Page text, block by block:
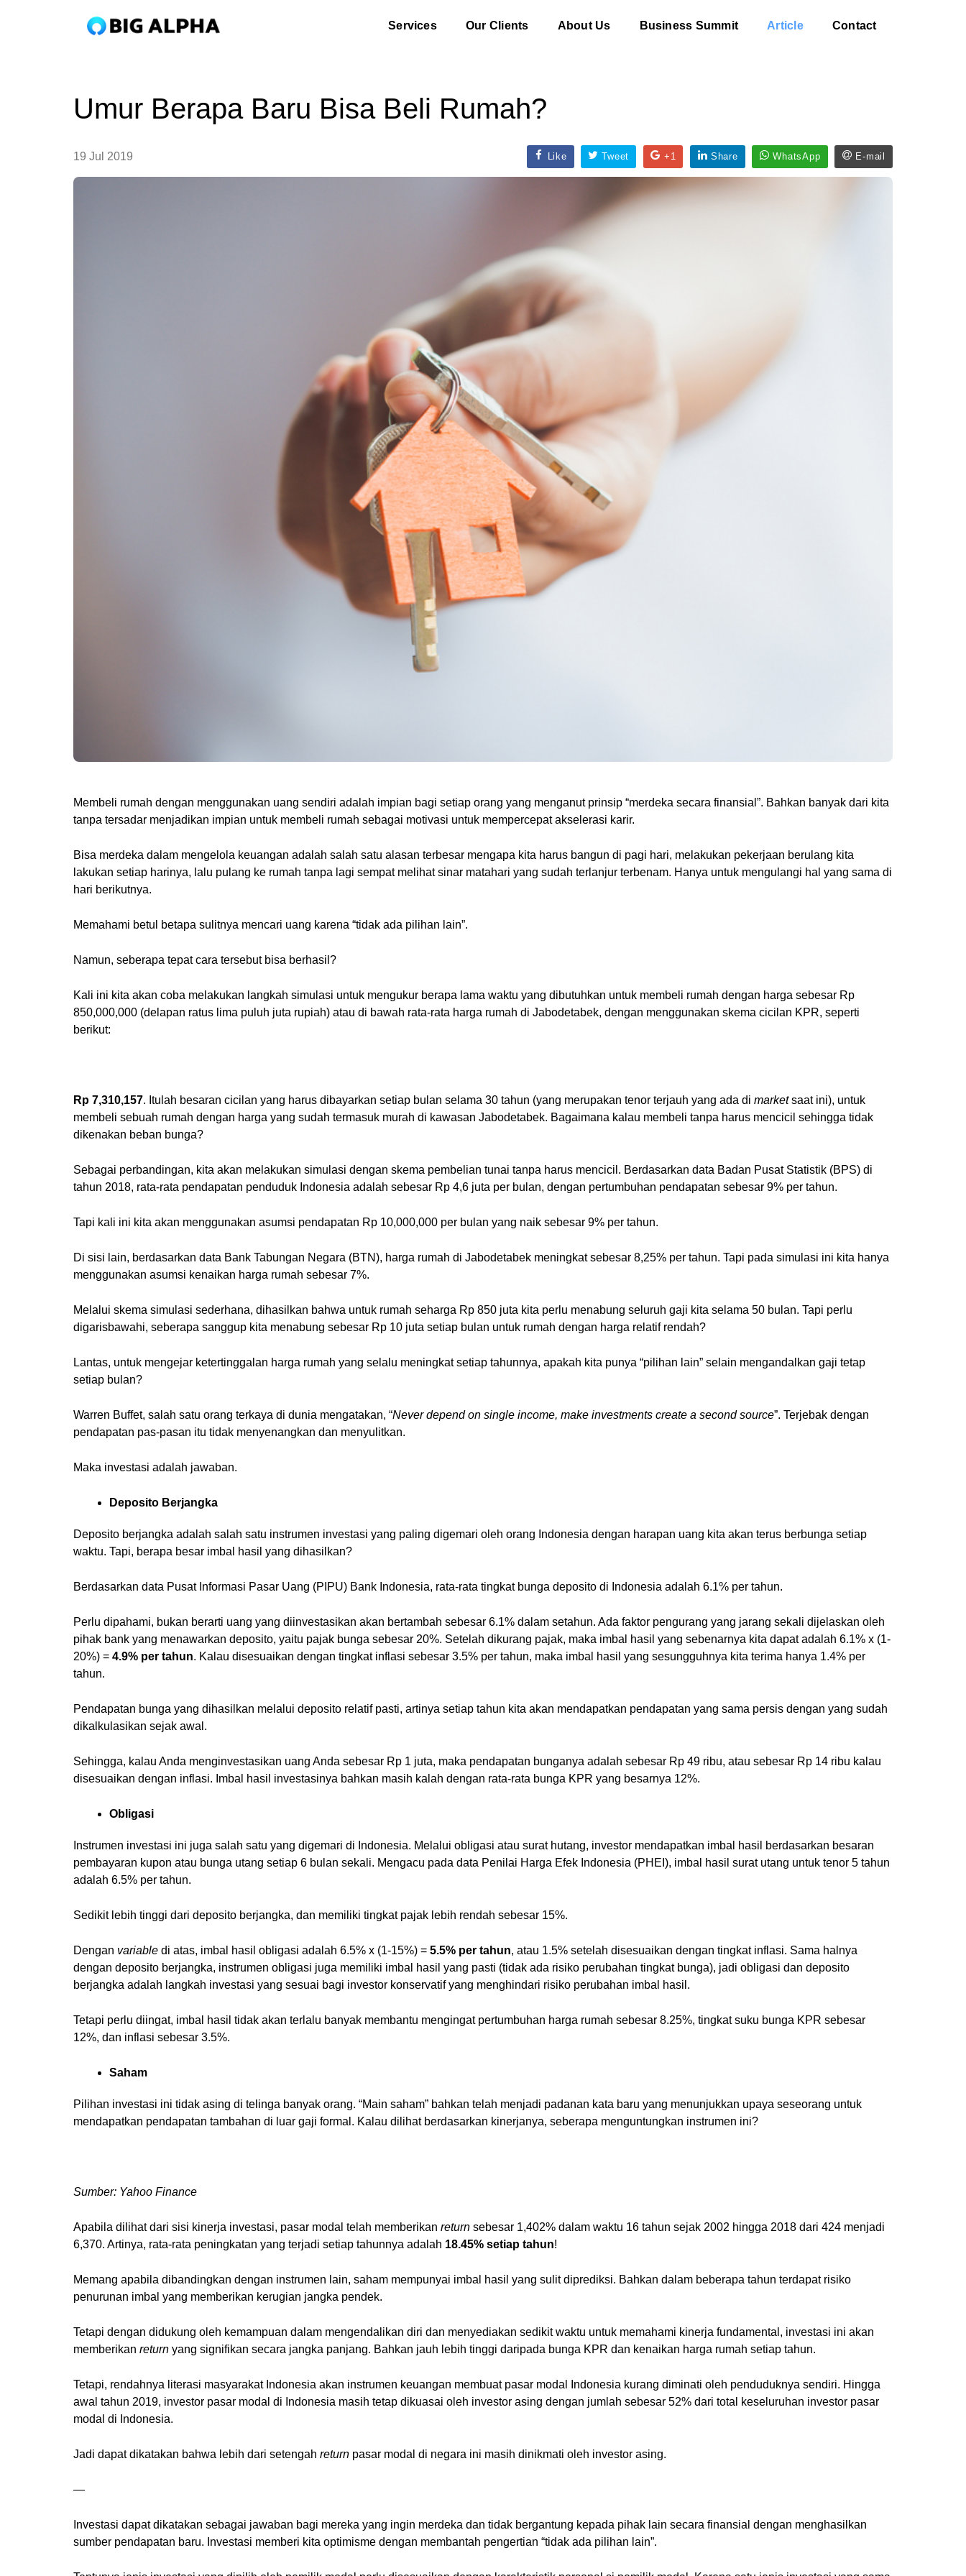
Services Our Clients About Us Business Summit Article Contact
Umur Berapa Baru Bisa Beli Rumah?
19 Jul 2019 Like Tweet +1 Share WhatsApp E-mail
Membeli rumah dengan menggunakan uang sendiri adalah impian bagi setiap orang yang menganut prinsip “merdeka secara finansial”. Bahkan banyak dari kita
tanpa tersadar menjadikan impian untuk membeli rumah sebagai motivasi untuk mempercepat akselerasi karir.
Bisa merdeka dalam mengelola keuangan adalah salah satu alasan terbesar mengapa kita harus bangun di pagi hari, melakukan pekerjaan berulang kita
lakukan setiap harinya, lalu pulang ke rumah tanpa lagi sempat melihat sinar matahari yang sudah terlanjur terbenam. Hanya untuk mengulangi hal yang sama di
hari berikutnya.
Memahami betul betapa sulitnya mencari uang karena “tidak ada pilihan lain”.
Namun, seberapa tepat cara tersebut bisa berhasil?
Kali ini kita akan coba melakukan langkah simulasi untuk mengukur berapa lama waktu yang dibutuhkan untuk membeli rumah dengan harga sebesar Rp
850,000,000 (delapan ratus lima puluh juta rupiah) atau di bawah rata-rata harga rumah di Jabodetabek, dengan menggunakan skema cicilan KPR, seperti
berikut:
Rp 7,310,157. Itulah besaran cicilan yang harus dibayarkan setiap bulan selama 30 tahun (yang merupakan tenor terjauh yang ada di marketsaat ini), untuk
membeli sebuah rumah dengan harga yang sudah termasuk murah di kawasan Jabodetabek. Bagaimana kalau membeli tanpa harus mencicil sehingga tidak
dikenakan beban bunga?
Sebagai perbandingan, kita akan melakukan simulasi dengan skema pembelian tunai tanpa harus mencicil. Berdasarkan data Badan Pusat Statistik (BPS) di
tahun 2018, rata-rata pendapatan penduduk Indonesia adalah sebesar Rp 4,6 juta per bulan, dengan pertumbuhan pendapatan sebesar 9% per tahun.
Tapi kali ini kita akan menggunakan asumsi pendapatan Rp 10,000,000 per bulan yang naik sebesar 9% per tahun.
Di sisi lain, berdasarkan data Bank Tabungan Negara (BTN), harga rumah di Jabodetabek meningkat sebesar 8,25% per tahun. Tapi pada simulasi ini kita hanya
menggunakan asumsi kenaikan harga rumah sebesar 7%.
Melalui skema simulasi sederhana, dihasilkan bahwa untuk rumah seharga Rp 850 juta kita perlu menabung seluruh gaji kita selama 50 bulan. Tapi perlu
digarisbawahi, seberapa sanggup kita menabung sebesar Rp 10 juta setiap bulan untuk rumah dengan harga relatif rendah?
Lantas, untuk mengejar ketertinggalan harga rumah yang selalu meningkat setiap tahunnya, apakah kita punya “pilihan lain” selain mengandalkan gaji tetap
setiap bulan?
Warren Buffet, salah satu orang terkaya di dunia mengatakan, “Never depend on single income, make investments create a second source”. Terjebak dengan
pendapatan pas-pasan itu tidak menyenangkan dan menyulitkan.
Maka investasi adalah jawaban.
Deposito Berjangka
Deposito berjangka adalah salah satu instrumen investasi yang paling digemari oleh orang Indonesia dengan harapan uang kita akan terus berbunga setiap
waktu. Tapi, berapa besar imbal hasil yang dihasilkan?
Berdasarkan data Pusat Informasi Pasar Uang (PIPU) Bank Indonesia, rata-rata tingkat bunga deposito di Indonesia adalah 6.1% per tahun.
Perlu dipahami, bukan berarti uang yang diinvestasikan akan bertambah sebesar 6.1% dalam setahun. Ada faktor pengurang yang jarang sekali dijelaskan oleh
pihak bank yang menawarkan deposito, yaitu pajak bunga sebesar 20%. Setelah dikurang pajak, maka imbal hasil yang sebenarnya kita dapat adalah 6.1% x (1-
20%) = 4.9% per tahun. Kalau disesuaikan dengan tingkat inflasi sebesar 3.5% per tahun, maka imbal hasil yang sesungguhnya kita terima hanya 1.4% per
tahun.
Pendapatan bunga yang dihasilkan melalui deposito relatif pasti, artinya setiap tahun kita akan mendapatkan pendapatan yang sama persis dengan yang sudah
dikalkulasikan sejak awal.
Sehingga, kalau Anda menginvestasikan uang Anda sebesar Rp 1 juta, maka pendapatan bunganya adalah sebesar Rp 49 ribu, atau sebesar Rp 14 ribu kalau
disesuaikan dengan inflasi. Imbal hasil investasinya bahkan masih kalah dengan rata-rata bunga KPR yang besarnya 12%.
Obligasi
Instrumen investasi ini juga salah satu yang digemari di Indonesia. Melalui obligasi atau surat hutang, investor mendapatkan imbal hasil berdasarkan besaran
pembayaran kupon atau bunga utang setiap 6 bulan sekali. Mengacu pada data Penilai Harga Efek Indonesia (PHEI), imbal hasil surat utang untuk tenor 5 tahun
adalah 6.5% per tahun.
Sedikit lebih tinggi dari deposito berjangka, dan memiliki tingkat pajak lebih rendah sebesar 15%.
Dengan variable di atas, imbal hasil obligasi adalah 6.5% x (1-15%) = 5.5% per tahun, atau 1.5% setelah disesuaikan dengan tingkat inflasi. Sama halnya
dengan deposito berjangka, instrumen obligasi juga memiliki imbal hasil yang pasti (tidak ada risiko perubahan tingkat bunga), jadi obligasi dan deposito
berjangka adalah langkah investasi yang sesuai bagi investor konservatif yang menghindari risiko perubahan imbal hasil.
Tetapi perlu diingat, imbal hasil tidak akan terlalu banyak membantu mengingat pertumbuhan harga rumah sebesar 8.25%, tingkat suku bunga KPR sebesar
12%, dan inflasi sebesar 3.5%.
Saham
Pilihan investasi ini tidak asing di telinga banyak orang. “Main saham” bahkan telah menjadi padanan kata baru yang menunjukkan upaya seseorang untuk
mendapatkan pendapatan tambahan di luar gaji formal. Kalau dilihat berdasarkan kinerjanya, seberapa menguntungkan instrumen ini?
Sumber: Yahoo Finance
Apabila dilihat dari sisi kinerja investasi, pasar modal telah memberikan return sebesar 1,402% dalam waktu 16 tahun sejak 2002 hingga 2018 dari 424 menjadi
6,370. Artinya, rata-rata peningkatan yang terjadi setiap tahunnya adalah 18.45% setiap tahun!
Memang apabila dibandingkan dengan instrumen lain, saham mempunyai imbal hasil yang sulit diprediksi. Bahkan dalam beberapa tahun terdapat risiko
penurunan imbal yang memberikan kerugian jangka pendek.
Tetapi dengan didukung oleh kemampuan dalam mengendalikan diri dan menyediakan sedikit waktu untuk memahami kinerja fundamental, investasi ini akan
memberikan return yang signifikan secara jangka panjang. Bahkan jauh lebih tinggi daripada bunga KPR dan kenaikan harga rumah setiap tahun.
Tetapi, rendahnya literasi masyarakat Indonesia akan instrumen keuangan membuat pasar modal Indonesia kurang diminati oleh penduduknya sendiri. Hingga
awal tahun 2019, investor pasar modal di Indonesia masih tetap dikuasai oleh investor asing dengan jumlah sebesar 52% dari total keseluruhan investor pasar
modal di Indonesia.
Jadi dapat dikatakan bahwa lebih dari setengah return pasar modal di negara ini masih dinikmati oleh investor asing.
—
Investasi dapat dikatakan sebagai jawaban bagi mereka yang ingin merdeka dan tidak bergantung kepada pihak lain secara finansial dengan menghasilkan
sumber pendapatan baru. Investasi memberi kita optimisme dengan membantah pengertian “tidak ada pilihan lain”.